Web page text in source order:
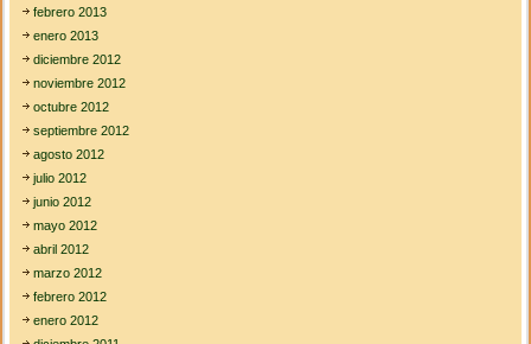
febrero 2013
enero 2013
diciembre 2012
noviembre 2012
octubre 2012
septiembre 2012
agosto 2012
julio 2012
junio 2012
mayo 2012
abril 2012
marzo 2012
febrero 2012
enero 2012